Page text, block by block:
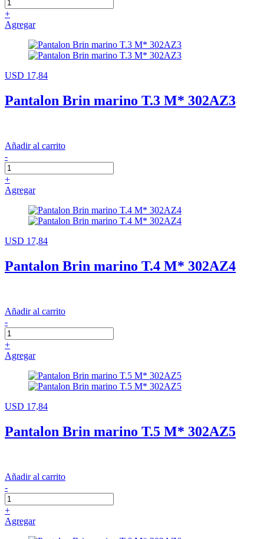
+
Agregar
USD 17,84
Pantalon Brin marino T.3 M* 302AZ3
Añadir al carrito
-
+
Agregar
USD 17,84
Pantalon Brin marino T.4 M* 302AZ4
Añadir al carrito
-
+
Agregar
USD 17,84
Pantalon Brin marino T.5 M* 302AZ5
Añadir al carrito
-
+
Agregar